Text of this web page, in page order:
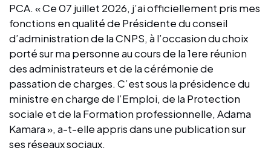
PCA. « Ce 07 juillet 2026, j’ai officiellement pris mes
fonctions en qualité de Présidente du conseil
d’administration de la CNPS, à l’occasion du choix
porté sur ma personne au cours de la 1ere réunion
des administrateurs et de la cérémonie de
passation de charges. C’est sous la présidence du
ministre en charge de l’Emploi, de la Protection
sociale et de la Formation professionnelle, Adama
Kamara », a-t-elle appris dans une publication sur
ses réseaux sociaux.